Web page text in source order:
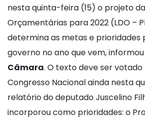
nesta quinta-feira (15) o projeto
Orçamentárias para 2022 (LDO –
determina as metas e prioridades
governo no ano que vem,
Câmara. O texto deve ser
Congresso Nacional ainda nesta
relatório do deputado Juscelino
incorporou como prioridades: o